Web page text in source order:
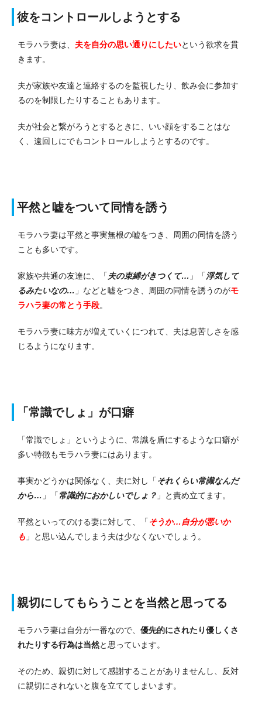
彼をコントロールしようとする
モラハラ妻は、 夫を自分の思い通りにしたいという欲求を貫
きます。
夫が家族や友達と連絡するのを監視したり、飲み会に参加す
るのを制限したりすることもあります。
夫が社会と繋がろうとするときに、いい顔をすることはな
く、遠回しにでもコントロールしようとするのです。
平然と嘘をついて同情を誘う
モラハラ妻は平然と事実無根の嘘をつき、周囲の同情を誘う
ことも多いです。
家族や共通の友達に、「夫の束縛がきつくて… 」「浮気して
るみたいなの… 」などと嘘をつき、周囲の同情を誘うのがモ
ラハラ妻の常とう手段。
モラハラ妻に味方が増えていくにつれて、夫は息苦しさを感
じるようになります。
「常識でしょ」が口癖
「常識でしょ」というように、常識を盾にするような口癖が
多い特徴もモラハラ妻にはあります。
事実かどうかは関係なく、夫に対し「それくらい常識なんだ
から… 」「常識的におかしいでしょ？ 」と責め立てます。
平然といってのける妻に対して、「そうか…自分が悪いか
も 」と思い込んでしまう夫は少なくないでしょう。
親切にしてもらうことを当然と思ってる
モラハラ妻は自分が一番なので、 優先的にされたり優しくさ
れたりする行為は当然と思っています。
そのため、親切に対して感謝することがありませんし、反対
に親切にされないと腹を立ててしまいます。